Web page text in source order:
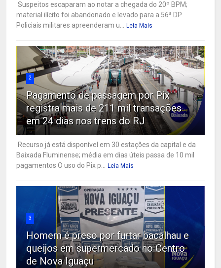
Suspeitos escaparam ao notar a chegada do 20º BPM;
material ilícito foi abandonado e levado para a 56ª DP
Policiais militares apreenderam u... Leia Mais
2
Pagamento de passagem por Pix
registra mais de 211 mil transações
em 24 dias nos trens do RJ
Recurso já está disponível em 30 estações da capital e da
Baixada Fluminense; média em dias úteis passa de 10 mil
pagamentos O uso do Pix p... Leia Mais
3
Homem é preso por furtar bacalhau e
queijos em supermercado no Centro
de Nova Iguaçu